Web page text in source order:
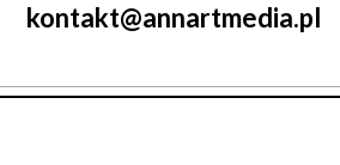
kontakt@annartmedia.pl